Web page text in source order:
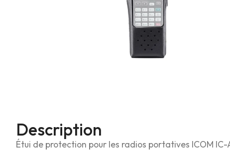
Description
Étui de protection pour les radios portatives ICOM IC-